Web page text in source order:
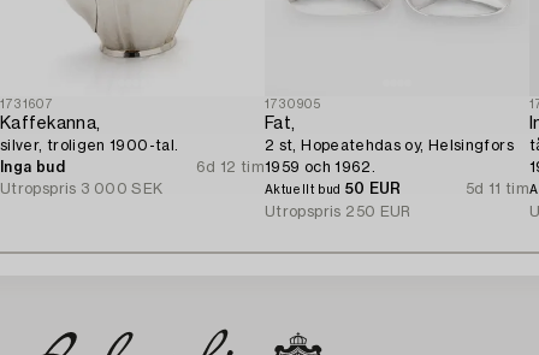
1731607
Kaffekanna,
silver, troligen 1900-tal.
Inga bud
6d 12 tim
Utropspris 3 000 SEK
1730905
Fat,
2 st, Hopeatehdas oy, Helsingfors
1959 och 1962.
Aktuellt bud 50 EUR
5d 11 tim
Utropspris 250 EUR